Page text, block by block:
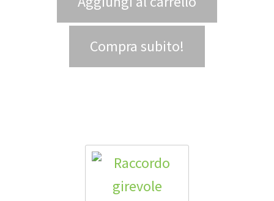
Compra subito!